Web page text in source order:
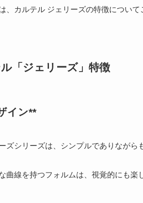
、カルテル ジェリーズの特徴について
「ジェリーズ」特徴
イン**
ズシリーズは、シンプルでありながら
曲線を持つフォルムは、視覚的にも